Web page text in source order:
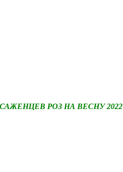
РОЗ НА ВЕСНУ 2022